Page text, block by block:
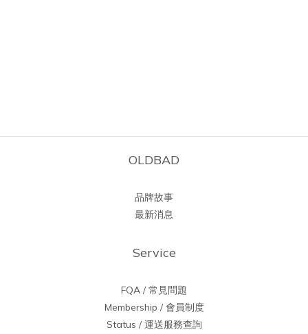
OLDBAD
品牌故事
最新消息
Service
FQA / 常見問題
Membership / 會員制度
Status / 運送服務查詢